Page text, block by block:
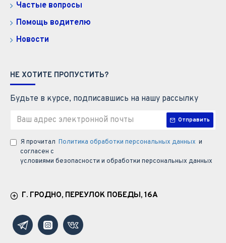
Частые вопросы
Помощь водителю
Новости
НЕ ХОТИТЕ ПРОПУСТИТЬ?
Будьте в курсе, подписавшись на нашу рассылку
Отправить
Я прочитал Политика обработки персональных данных и
согласен с
условиями безопасности и обработки персональных данных
Г. ГРОДНО, ПЕРЕУЛОК ПОБЕДЫ, 16А